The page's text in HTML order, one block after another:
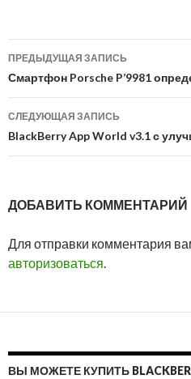
Навигация
по
записям
ПРЕДЫДУЩАЯ ЗАПИСЬ
Смартфон Porsche P’9981
СЛЕДУЮЩАЯ ЗАПИСЬ
BlackBerry App World v3.1 с
ДОБАВИТЬ КОММЕНТАРИЙ
Для отправки комментария
авторизоваться.
ВЫ МОЖЕТЕ КУПИТЬ